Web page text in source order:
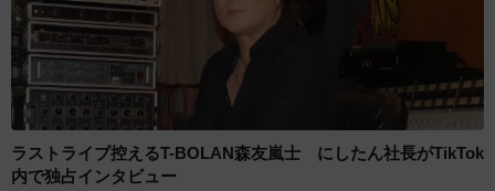
ラストライブ控えるT-BOLAN森友嵐士 にしたん社長がTikTok
内で独占インタビュー